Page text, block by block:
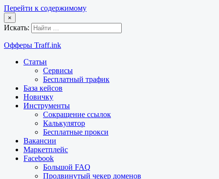
Перейти к содержимому
×
Искать:
Офферы Traff.ink
Статьи
Сервисы
Бесплатный трафик
База кейсов
Новичку
Инструменты
Сокращение ссылок
Калькулятор
Бесплатные прокси
Вакансии
Маркетплейс
Facebook
Большой FAQ
Продвинутый чекер доменов